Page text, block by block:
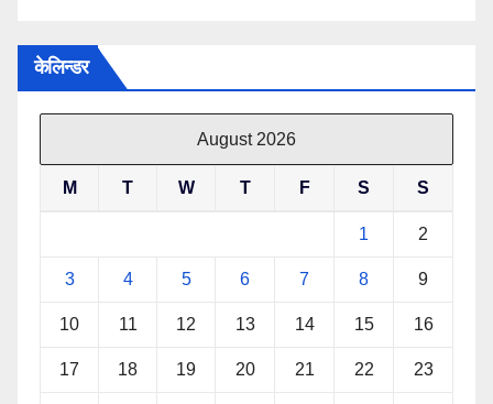
केलिन्डर
August 2026
M T W T F S S
1 2
3 4 5 6 7 8 9
10 11 12 13 14 15 16
17 18 19 20 21 22 23